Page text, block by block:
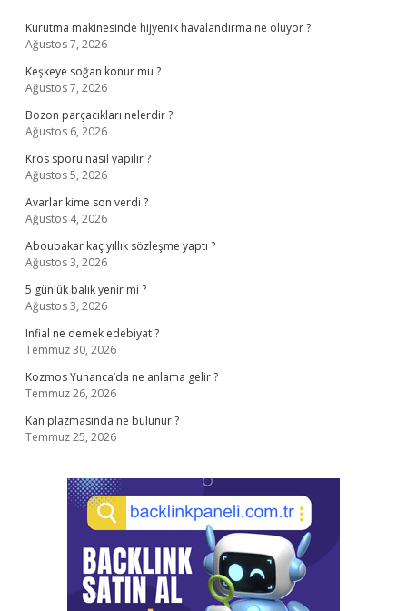
Kurutma makinesinde hijyenik havalandırma ne oluyor ?
Ağustos 7, 2026
Keşkeye soğan konur mu ?
Ağustos 7, 2026
Bozon parçacıkları nelerdir ?
Ağustos 6, 2026
Kros sporu nasıl yapılır ?
Ağustos 5, 2026
Avarlar kime son verdi ?
Ağustos 4, 2026
Aboubakar kaç yıllık sözleşme yaptı ?
Ağustos 3, 2026
5 günlük balık yenir mi ?
Ağustos 3, 2026
Infial ne demek edebiyat ?
Temmuz 30, 2026
Kozmos Yunanca’da ne anlama gelir ?
Temmuz 26, 2026
Kan plazmasında ne bulunur ?
Temmuz 25, 2026